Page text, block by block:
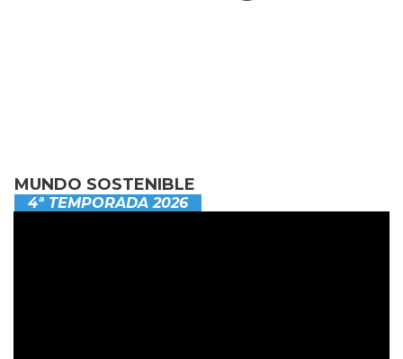
MUNDO SOSTENIBLE
4ª TEMPORADA 2026